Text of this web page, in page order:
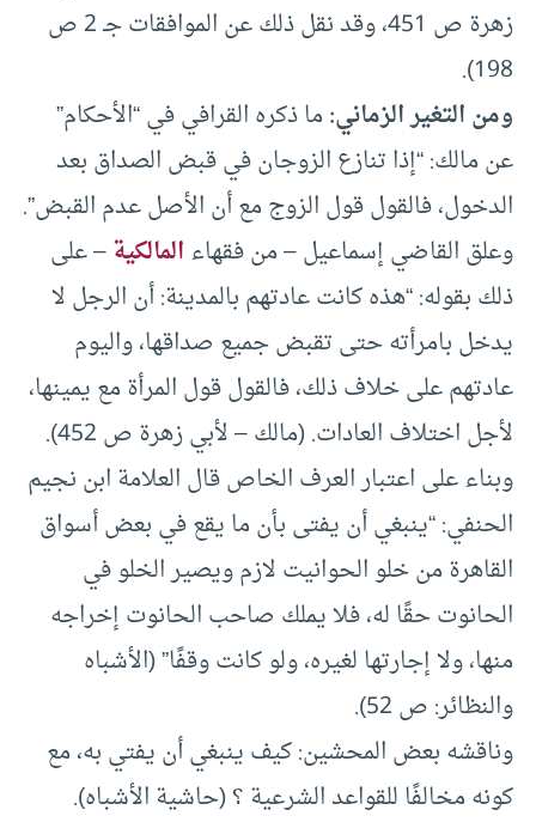
زهرة ص 451، وقد نقل ذلك عن الموافقات جـ 2 ص
198).
ومن التغير الزماني:ما ذكره القرافي في “الأحكام”
عن مالك: “إذا تنازع الزوجان في قبض الصداق بعد
الدخول، فالقول قول الزوج مع أن الأصل عدم القبض”.
وعلق القاضي إسماعيل – من فقهاءالمالكية– على
ذلك بقوله: “هذه كانت عادتهم بالمدينة: أن الرجل لا
يدخل بامرأته حتى تقبض جميع صداقها، واليوم
عادتهم على خلاف ذلك، فالقول قول المرأة مع يمينها،
لأجل اختلاف العادات. (مالك – لأبي زهرة ص 452).
وبناء على اعتبار العرف الخاص قال العلامة ابن نجيم
الحنفي: “ينبغي أن يفتى بأن ما يقع في بعض أسواق
القاهرة من خلو الحوانيت لازم ويصير الخلو في
الحانوت حقًا له، فلا يملك صاحب الحانوت إخراجه
منها، ولا إجارتها لغيره، ولو كانت وقفًا” (الأشباه
والنظائر: ص 52).
وناقشه بعض المحشين: كيف ينبغي أن يفتي به، مع
كونه مخالفًا للقواعد الشرعية ؟ (حاشية الأشباه).